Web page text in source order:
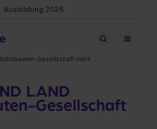
Ausbildung 2026
Stellen finden
Gesellschaft mbH
LAND
Gesellschaft